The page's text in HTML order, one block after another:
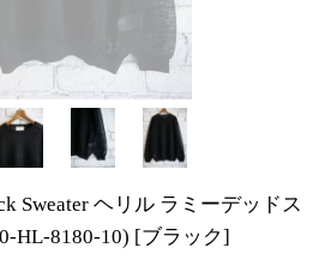
Sweater ヘリル ラミーデッドス
HL-8180-10) [ブラック]